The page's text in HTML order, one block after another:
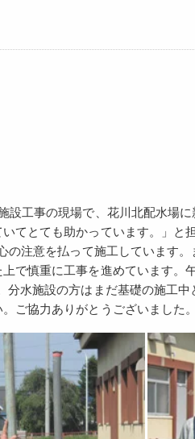
工事の現場で、花川北配水場
てとても助かっています。」と
注意を払って施工しています
で慎重に工事を進めています。
水施設の方はまだ基礎の施工
ご協力ありがとうございました。